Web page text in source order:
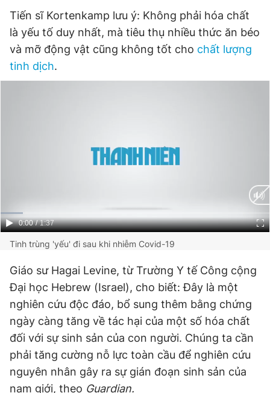
Tiến sĩ Kortenkamp lưu ý: Không phải hóa chất
là yếu tố duy nhất, mà tiêu thụ nhiều thức ăn béo
và mỡ động vật cũng không tốt cho chất lượng
tinh dịch.
Current
Time
0:00 / Duration
1:37
Tinh trùng 'yếu' đi sau khi nhiễm Covid-19
Giáo sư Hagai Levine, từ Trường Y tế Công cộng
Đại học Hebrew (Israel), cho biết: Đây là một
nghiên cứu độc đáo, bổ sung thêm bằng chứng
ngày càng tăng về tác hại của một số hóa chất
đối với sự sinh sản của con người. Chúng ta cần
phải tăng cường nỗ lực toàn cầu để nghiên cứu
nguyên nhân gây ra sự gián đoạn sinh sản của
nam giới, theo Guardian.